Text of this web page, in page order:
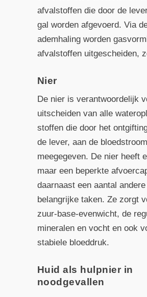
afvalstoffen die door de
gal worden afgevoerd. Via
ademhaling worden
afvalstoffen uitgescheiden,
Nier
De nier is verantwoordelijk
uitscheiden van alle
stoffen die door het
de lever, aan de
meegegeven. De nier heeft
maar een beperkte
daarnaast een aantal andere
belangrijke taken. Ze zorgt
zuur-base-evenwicht, de
mineralen en vocht en ook
stabiele bloeddruk.
Huid als hulpnier in
noodgevallen